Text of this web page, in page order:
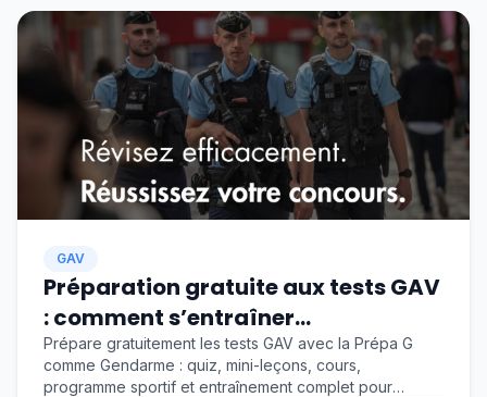
GAV
Préparation gratuite aux tests GAV
: comment s’entraîner
efficacement pour devenir
gendarme adjoint volontaire
Prépare gratuitement les tests GAV avec la Prépa G
comme Gendarme : quiz, mini-leçons, cours,
programme sportif et entraînement complet pour